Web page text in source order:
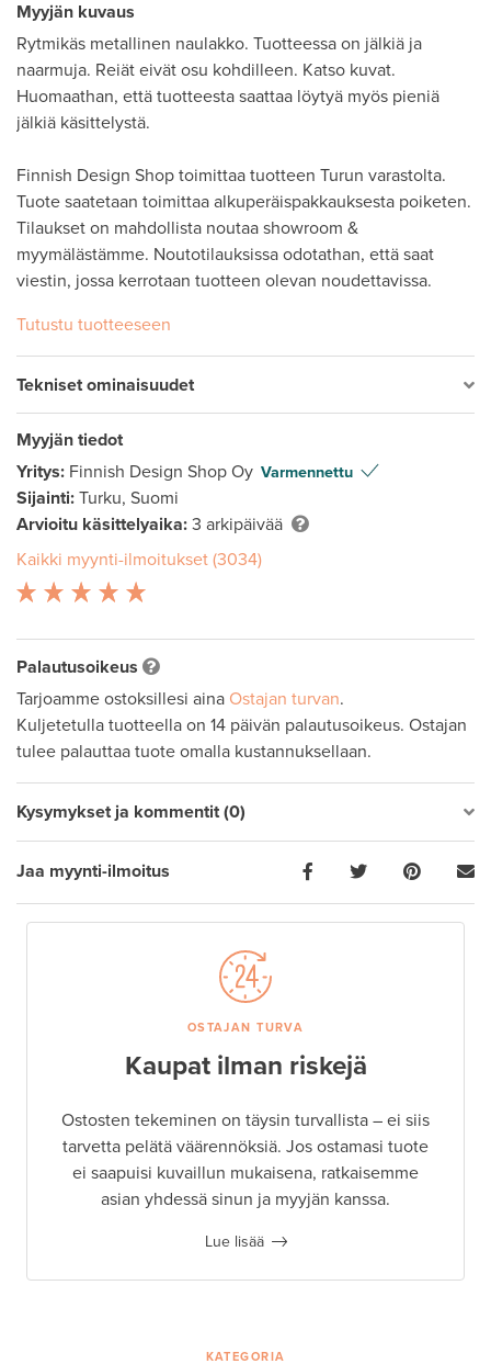
Myyjän kuvaus
Rytmikäs metallinen naulakko. Tuotteessa on jälkiä ja
naarmuja. Reiät eivät osu kohdilleen. Katso kuvat.
Huomaathan, että tuotteesta saattaa löytyä myös pieniä
jälkiä käsittelystä.
Finnish Design Shop toimittaa tuotteen Turun varastolta.
Tuote saatetaan toimittaa alkuperäispakkauksesta poiketen.
Tilaukset on mahdollista noutaa showroom &
myymälästämme. Noutotilauksissa odotathan, että saat
viestin, jossa kerrotaan tuotteen olevan noudettavissa.
Tutustu tuotteeseen
Tekniset ominaisuudet
Myyjän tiedot
Yritys: Finnish Design Shop Oy Varmennettu
Sijainti: Turku, Suomi
Arvioitu käsittelyaika: 3 arkipäivää
Kaikki myynti-ilmoitukset (3034)
Palautusoikeus
Tarjoamme ostoksillesi aina Ostajan turvan.
Kuljetetulla tuotteella on 14 päivän palautusoikeus. Ostajan
tulee palauttaa tuote omalla kustannuksellaan.
Kysymykset ja kommentit (0)
Jaa myynti-ilmoitus
OSTAJAN TURVA
Kaupat ilman riskejä
Ostosten tekeminen on täysin turvallista – ei siis
tarvetta pelätä väärennöksiä. Jos ostamasi tuote
ei saapuisi kuvaillun mukaisena, ratkaisemme
asian yhdessä sinun ja myyjän kanssa.
Lue lisää
KATEGORIA